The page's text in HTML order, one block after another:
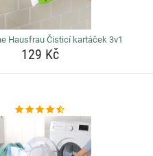
Hausfrau Čisticí kartáček 3v1
129 Kč